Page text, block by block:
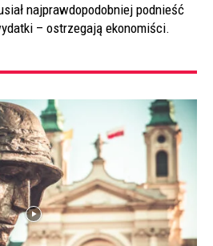
najprawdopodobniej podnieść
– ostrzegają ekonomiści.